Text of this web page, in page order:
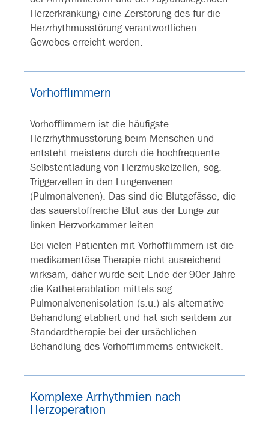
Herzerkrankung) eine Zerstörung des für die
Herzrhythmusstörung verantwortlichen
Gewebes erreicht werden.
Vorhofflimmern
Vorhofflimmern ist die häufigste
Herzrhythmusstörung beim Menschen und
entsteht meistens durch die hochfrequente
Selbstentladung von Herzmuskelzellen, sog.
Triggerzellen in den Lungenvenen
(Pulmonalvenen). Das sind die Blutgefässe, die
das sauerstoffreiche Blut aus der Lunge zur
linken Herzvorkammer leiten.
Bei vielen Patienten mit Vorhofflimmern ist die
medikamentöse Therapie nicht ausreichend
wirksam, daher wurde seit Ende der 90er Jahre
die Katheterablation mittels sog.
Pulmonalvenenisolation (s.u.) als alternative
Behandlung etabliert und hat sich seitdem zur
Standardtherapie bei der ursächlichen
Behandlung des Vorhofflimmerns entwickelt.
Komplexe Arrhythmien nach
Herzoperation